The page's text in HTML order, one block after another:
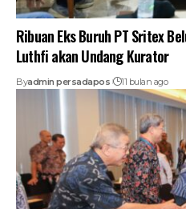
Ribuan Eks Buruh PT Sritex
Luthfi akan Undang Kurator
Byadmin persadapos 11 bulan ago